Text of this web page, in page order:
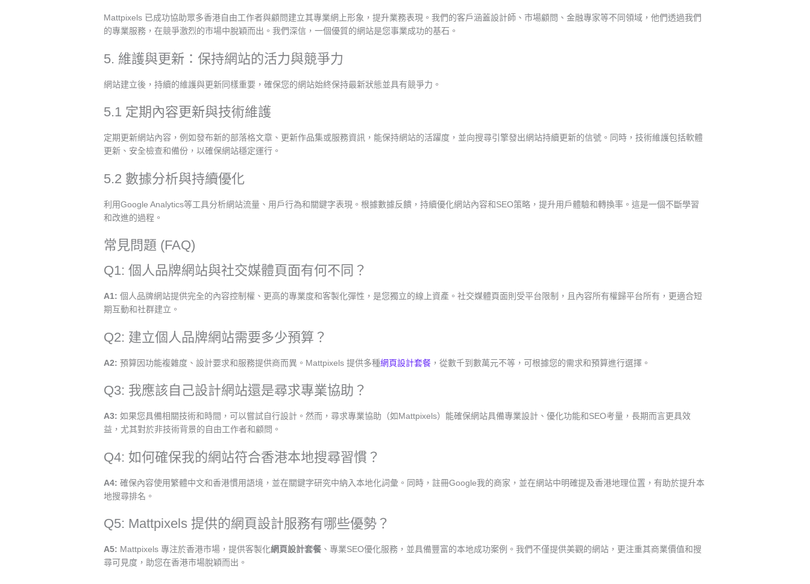
Mattpixels 已成功協助眾多香港自由工作者與顧問建立其專業網上形象，提升業務表現。我們的客戶涵蓋設計師、市場顧問、金融專家等不同領域，他們透過我們
的專業服務，在競爭激烈的市場中脫穎而出。我們深信，一個優質的網站是您事業成功的基石。
5. 維護與更新：保持網站的活力與競爭力
網站建立後，持續的維護與更新同樣重要，確保您的網站始終保持最新狀態並具有競爭力。
5.1 定期內容更新與技術維護
定期更新網站內容，例如發布新的部落格文章、更新作品集或服務資訊，能保持網站的活躍度，並向搜尋引擎發出網站持續更新的信號。同時，技術維護包括軟體
更新、安全檢查和備份，以確保網站穩定運行。
5.2 數據分析與持續優化
利用Google Analytics等工具分析網站流量、用戶行為和關鍵字表現。根據數據反饋，持續優化網站內容和SEO策略，提升用戶體驗和轉換率。這是一個不斷學習
和改進的過程。
常見問題 (FAQ)
Q1: 個人品牌網站與社交媒體頁面有何不同？
A1: 個人品牌網站提供完全的內容控制權、更高的專業度和客製化彈性，是您獨立的線上資產。社交媒體頁面則受平台限制，且內容所有權歸平台所有，更適合短
期互動和社群建立。
Q2: 建立個人品牌網站需要多少預算？
A2: 預算因功能複雜度、設計要求和服務提供商而異。Mattpixels 提供多種網頁設計套餐 ，從數千到數萬元不等，可根據您的需求和預算進行選擇。
Q3: 我應該自己設計網站還是尋求專業協助？
A3: 如果您具備相關技術和時間，可以嘗試自行設計。然而，尋求專業協助（如Mattpixels）能確保網站具備專業設計、優化功能和SEO考量，長期而言更具效
益，尤其對於非技術背景的自由工作者和顧問。
Q4: 如何確保我的網站符合香港本地搜尋習慣？
A4: 確保內容使用繁體中文和香港慣用語境，並在關鍵字研究中納入本地化詞彙。同時，註冊Google我的商家，並在網站中明確提及香港地理位置，有助於提升本
地搜尋排名。
Q5: Mattpixels 提供的網頁設計服務有哪些優勢？
A5: Mattpixels 專注於香港市場，提供客製化網頁設計套餐 、專業SEO優化服務，並具備豐富的本地成功案例。我們不僅提供美觀的網站，更注重其商業價值和搜
尋可見度，助您在香港市場脫穎而出。